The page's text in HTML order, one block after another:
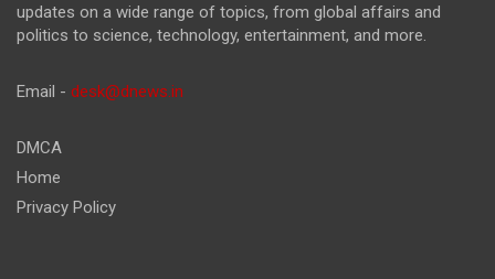
updates on a wide range of topics, from global affairs and
politics to science, technology, entertainment, and more.
Email - desk@dnews.in
DMCA
Home
Privacy Policy